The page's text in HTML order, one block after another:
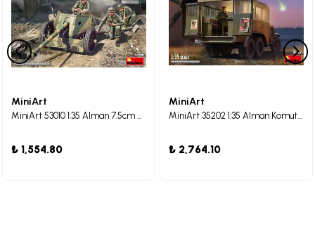
MiniArt
MiniArt 53010 1:35 Alman 7.5cm Tanksavar Topu PaK 40. Ara Üretim, Topçu Mürettebatıyla Birlikte. Özel Baskı
₺ 1,554.80
MiniArt
MiniArt 35202 1:35 Alman Komuta Otobüsü GAZ-05-193
₺ 2,764.10